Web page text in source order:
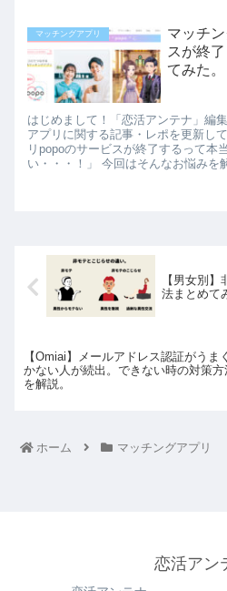
マッチングアプリ
マッチ
スが終
てみた。
はじめまして！「恋活アンテナ」編
アプリに関する記事・レポを更新し
リpopoのサービスが終了するって本
い・・・！」 今回はそんなお悩みを
【男女別
法まとめて
【Omiai】メールアドレス認証がうま
かない人が続出。できない時の対策方
を解説。
ホーム マッチングアプリ
恋活アン